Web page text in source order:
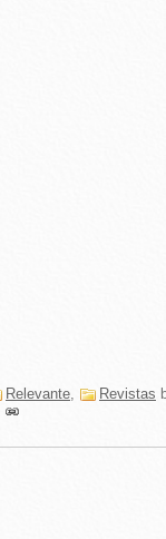
Relevante, Revistas